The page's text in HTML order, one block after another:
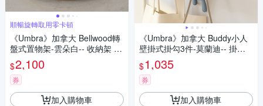
順暢旋轉取用零卡頓
《Umbra》加拿大 Bellwood轉
盤式置物架-雲朵白-- 收納架 調
味罐架
$2,100
券
加入購物車
《Umbra》加拿大 Buddy小人
壁掛式掛勾3件-莫蘭迪-- 掛勾
牆壁掛勾 吊鉤 掛鉤
$1,035
券
加入購物車